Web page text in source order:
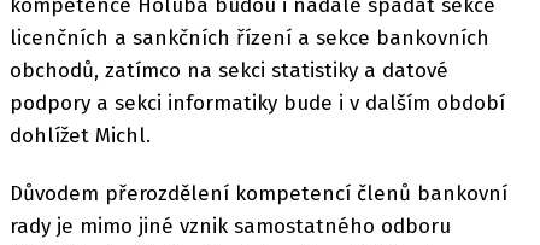
kompetence Holuba budou i nadále spadat sekce
licenčních a sankčních řízení a sekce bankovních
obchodů, zatímco na sekci statistiky a datové
podpory a sekci informatiky bude i v dalším období
dohlížet Michl.
Důvodem přerozdělení kompetencí členů bankovní
rady je mimo jiné vznik samostatného odboru